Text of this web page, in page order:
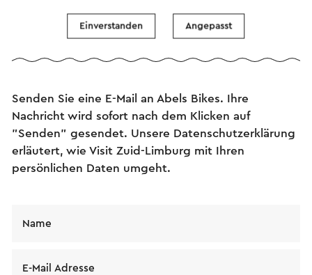
Senden Sie eine E-Mail
Senden Sie eine E-Mail an Abels Bikes. Ihre
Nachricht wird sofort nach dem Klicken auf
"Senden" gesendet. Unsere Datenschutzerklärung
erläutert, wie Visit Zuid-Limburg mit Ihren
persönlichen Daten umgeht.
Name
E-Mail Adresse
Einverstanden Angepasst